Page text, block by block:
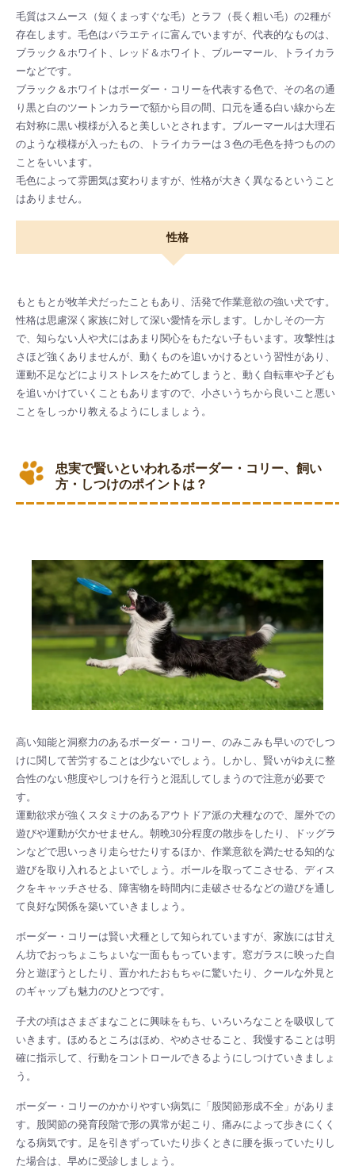
毛質はスムース（短くまっすぐな毛）とラフ（長く粗い毛）の2種が
存在します。毛色はバラエティに富んでいますが、代表的なものは、
ブラック＆ホワイト、レッド＆ホワイト、ブルーマール、トライカラ
ーなどです。
ブラック＆ホワイトはボーダー・コリーを代表する色で、その名の通
り黒と白のツートンカラーで額から目の間、口元を通る白い線から左
右対称に黒い模様が入ると美しいとされます。ブルーマールは大理石
のような模様が入ったもの、トライカラーは３色の毛色を持つものの
ことをいいます。
毛色によって雰囲気は変わりますが、性格が大きく異なるということ
はありません。
性格
もともとが牧羊犬だったこともあり、活発で作業意欲の強い犬です。
性格は思慮深く家族に対して深い愛情を示します。しかしその一方
で、知らない人や犬にはあまり関心をもたない子もいます。攻撃性は
さほど強くありませんが、動くものを追いかけるという習性があり、
運動不足などによりストレスをためてしまうと、動く自転車や子ども
を追いかけていくこともありますので、小さいうちから良いこと悪い
ことをしっかり教えるようにしましょう。
忠実で賢いといわれるボーダー・コリー、飼い
方・しつけのポイントは？
高い知能と洞察力のあるボーダー・コリー、のみこみも早いのでしつ
けに関して苦労することは少ないでしょう。しかし、賢いがゆえに整
合性のない態度やしつけを行うと混乱してしまうので注意が必要で
す。
運動欲求が強くスタミナのあるアウトドア派の犬種なので、屋外での
遊びや運動が欠かせません。朝晩30分程度の散歩をしたり、ドッグラ
ンなどで思いっきり走らせたりするほか、作業意欲を満たせる知的な
遊びを取り入れるとよいでしょう。ボールを取ってこさせる、ディス
クをキャッチさせる、障害物を時間内に走破させるなどの遊びを通し
て良好な関係を築いていきましょう。
ボーダー・コリーは賢い犬種として知られていますが、家族には甘え
ん坊でおっちょこちょいな一面ももっています。窓ガラスに映った自
分と遊ぼうとしたり、置かれたおもちゃに驚いたり、クールな外見と
のギャップも魅力のひとつです。
子犬の頃はさまざまなことに興味をもち、いろいろなことを吸収して
いきます。ほめるところはほめ、やめさせること、我慢することは明
確に指示して、行動をコントロールできるようにしつけていきましょ
う。
ボーダー・コリーのかかりやすい病気に「股関節形成不全」がありま
す。股関節の発育段階で形の異常が起こり、痛みによって歩きにくく
なる病気です。足を引きずっていたり歩くときに腰を振っていたりし
た場合は、早めに受診しましょう。